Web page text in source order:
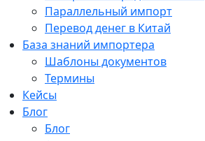
Параллельный импорт
Перевод денег в Китай
База знаний импортера
Шаблоны документов
Термины
Кейсы
Блог
Блог